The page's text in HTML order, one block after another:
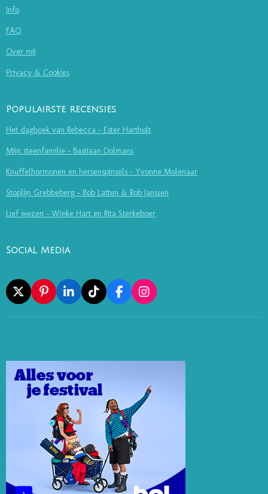
Info
FAQ
Over mij
Privacy & Cookies
Populairste recensies
Het dagboek van Rebecca - Ester Hartholt
Mijn steenfamilie - Bastiaan Dolmans
Knuffelhormonen en hersenspinsels - Yvonne Molenaar
Stoplijn Grebbeberg - Bob Latten & Rob Janssen
Lief wezen - Wieke Hart en Rita Sterkeboer
Social Media
X
P
I
N
E
S
T
L
I
N
I
N
T
I
K
F
A
C
O
I
N
S
R
M